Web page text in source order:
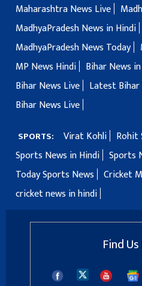
Maharashtra News Live
MadhyaPradesh News in Hindi
MadhyaPradesh News Today
MP News Hindi
Bihar News
Bihar News Live
Latest
Bihar News Live
SPORTS: Virat Kohli
Rohit
Sports News in Hindi Sports
Today Sports News
Cricket
cricket news in hindi
Find